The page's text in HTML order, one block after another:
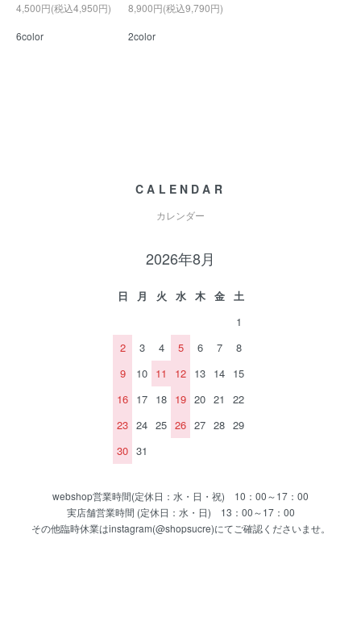
4,500円(税込4,950円)
6color
8,900円(税込9,790円)
2color
CALENDAR
カレンダー
2026年8月
日 月 火 水 木 金
土
1
2
3 4 5 6 7
8
9
10 11 12 13 14 15
16 17 18 19 20 21
22
23 24 25 26 27 28 29
30 31
webshop営業時間(定休日：水・日・祝) 10：00～17：00
実店舗営業時間 (定休日：水・日) 13：00～17：00
その他臨時休業はinstagram(@shopsucre)にてご確認くださいませ。